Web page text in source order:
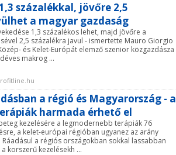
százalékkal, jövőre 2,5
a magyar gazdaság
1,3 százalékos lehet, majd jövőre a
2,5 százalékra javul - ismertette Mauro Giorgio
és Kelet-Európát elemző szenior közgazdásza
makrog ...
a régió és Magyarország - a
harmada érhető el
kezelésére a legmodernebb terápiák 76
a kelet-európai régióban ugyanez az arány
Ráadásul a régiós országokban sokkal lassabban
korszerű kezelésekh ...